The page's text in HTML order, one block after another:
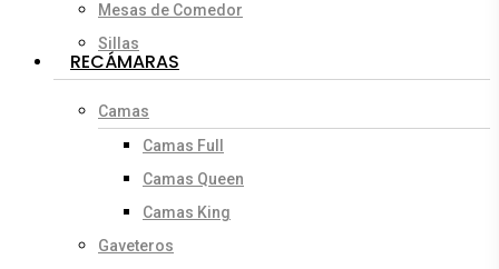
Mesas de Comedor
Sillas
RECÁMARAS
Camas
Camas Full
Camas Queen
Camas King
Gaveteros